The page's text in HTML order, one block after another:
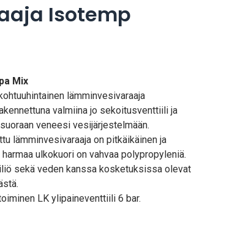
Isotemp
Mix
lämminvesivaraaja
valmiina jo sekoitusventtiili ja
veneesi vesijärjestelmään.
lämminvesivaraaja on pitkäikäinen ja
ulkokuori on vahvaa polypropyleniä.
sekä veden kanssa kosketuksissa olevat
LK ylipaineventtiili 6 bar.